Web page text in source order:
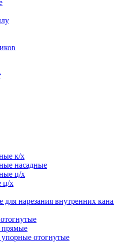
к/х
насадные
ц/х
ц/х
для нарезания внутренних
прямые
отогнутые